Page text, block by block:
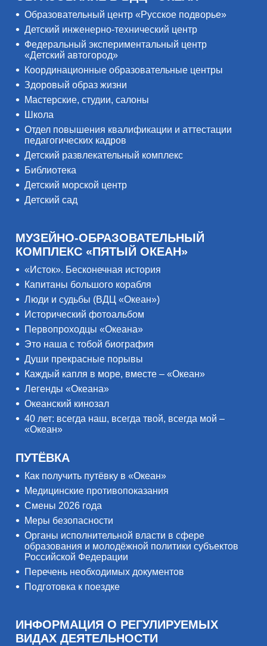
Образовательный центр «Русское подворье»
Детский инженерно-технический центр
Федеральный экспериментальный центр
«Детский автогород»
Координационные образовательные центры
Здоровый образ жизни
Мастерские, студии, салоны
Школа
Отдел повышения квалификации и аттестации
педагогических кадров
Детский развлекательный комплекс
Библиотека
Детский морской центр
Детский сад
МУЗЕЙНО-ОБРАЗОВАТЕЛЬНЫЙ
КОМПЛЕКС «ПЯТЫЙ ОКЕАН»
«Исток». Бесконечная история
Капитаны большого корабля
Люди и судьбы (ВДЦ «Океан»)
Исторический фотоальбом
Первопроходцы «Океана»
Это наша с тобой биография
Души прекрасные порывы
Каждый капля в море, вместе – «Океан»
Легенды «Океана»
Океанский кинозал
40 лет: всегда наш, всегда твой, всегда мой –
«Океан»
ПУТЁВКА
Как получить путёвку в «Океан»
Медицинские противопоказания
Смены 2026 года
Меры безопасности
Органы исполнительной власти в сфере
образования и молодёжной политики субъектов
Российской Федерации
Перечень необходимых документов
Подготовка к поездке
ИНФОРМАЦИЯ О РЕГУЛИРУЕМЫХ
ВИДАХ ДЕЯТЕЛЬНОСТИ